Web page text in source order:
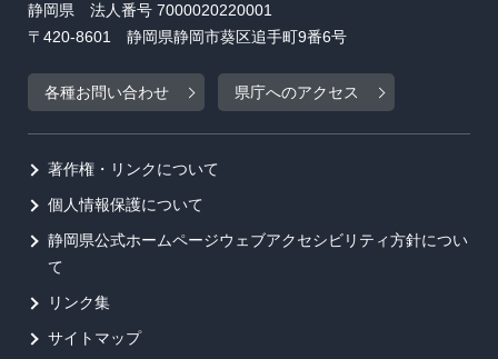
静岡県 法人番号 7000020220001
〒420-8601 静岡県静岡市葵区追手町9番6号
各種お問い合わせ 県庁へのアクセス
著作権・リンクについて
個人情報保護について
静岡県公式ホームページウェブアクセシビリティ方針につい
て
リンク集
サイトマップ